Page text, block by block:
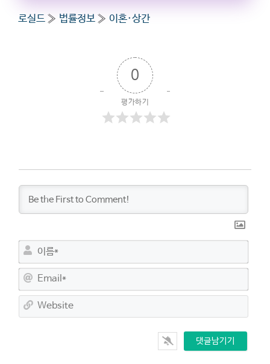
로실드 » 법률정보 » 이혼·상간
0
평가하기
*E
a
l